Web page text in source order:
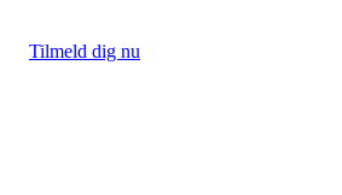
Tilmeld dig nu